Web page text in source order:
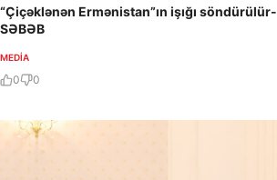
“Çiçəklənən Ermənistan”ın işığı söndürülür-
SƏBƏB
MEDİA
0 0